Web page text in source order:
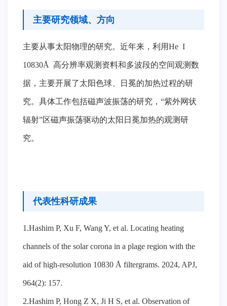
主要研究领域、方向
主要从事太阳物理的研究。近年来，利用He I
10830Å 高分辨率观测资料和多波段的空间观测数
据，主要开展了太阳色球、日冕的加热过程的研
究。具体工作包括磁声波振荡的研究，“紫外网状
辐射”区磁声振荡驱动的太阳日冕加热的观测研
究。
代表性科研成果
1.Hashim P, Xu F, Wang Y, et al. Locating heating
channels of the solar corona in a plage region with the
aid of high-resolution 10830 Å filtergrams. 2024, APJ,
964(2): 157.
2.Hashim P, Hong Z X, Ji H S, et al. Observation of